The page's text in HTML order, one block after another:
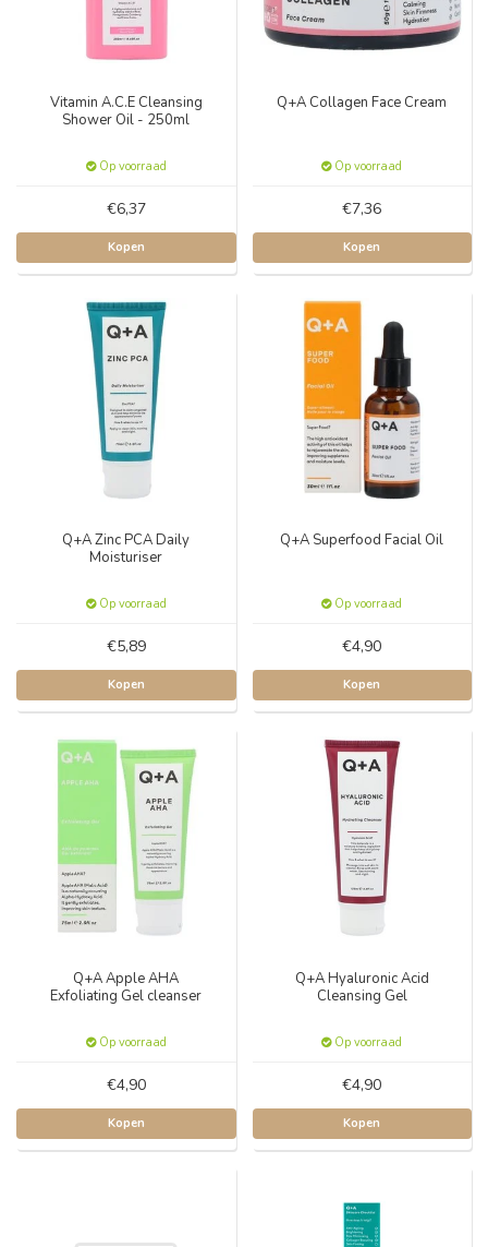
Vitamin A.C.E Cleansing
Shower Oil - 250ml
Op voorraad
€6,37
Kopen
Q+A Collagen Face Cream
Op voorraad
€7,36
Kopen
Q+A Zinc PCA Daily
Moisturiser
Op voorraad
€5,89
Kopen
Q+A Superfood Facial Oil
Op voorraad
€4,90
Kopen
Q+A Apple AHA
Exfoliating Gel cleanser
Op voorraad
€4,90
Kopen
Q+A Hyaluronic Acid
Cleansing Gel
Op voorraad
€4,90
Kopen